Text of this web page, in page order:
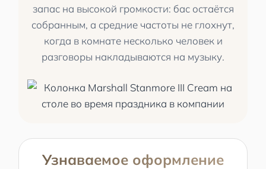
запас на высокой громкости: бас остаётся
собранным, а средние частоты не глохнут,
когда в комнате несколько человек и
разговоры накладываются на музыку.
Узнаваемое оформление